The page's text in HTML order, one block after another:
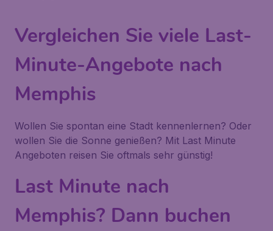
Vergleichen Sie viele Last-
Minute-Angebote nach
Memphis
Wollen Sie spontan eine Stadt kennenlernen? Oder
wollen Sie die Sonne genießen? Mit Last Minute
Angeboten reisen Sie oftmals sehr günstig!
Last Minute nach
Memphis? Dann buchen